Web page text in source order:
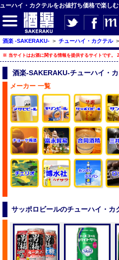
・カクテルをお値打ち価格で楽しむ、
【サイト内検索】
検索
【ジャンルメニュー】
ビール
発泡酒・新ジャンル
チューハイ・カクテル
ハイボール・水割り
酒楽ブログ
酒楽 -SAKERAKU- > チューハイ・カクテル >
※ 当サイトはお酒に関する情報を提供するサイトです。
酒楽-SAKERAKU-チューハイ・
メーカー 一覧
サッポロビールのチューハイ・カ